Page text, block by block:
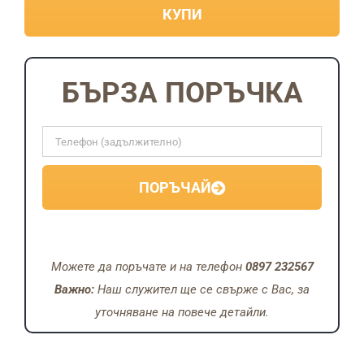
Акумулаторен
градински
комплект
3в1-
Трион
20см,
лозарска
и
2
метра
КУПИ
БЪРЗА ПОРЪЧКА
ПОРЪЧАЙ
Можете да поръчате и на телефон 0897 232567
Важно: Наш служител ще се свърже с Вас, за
уточняване на повече детайли.